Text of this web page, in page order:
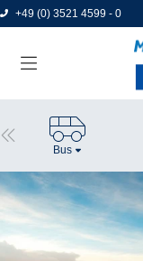
Direkt
zum
+49 (0) 3521 4599 - 0
Bus